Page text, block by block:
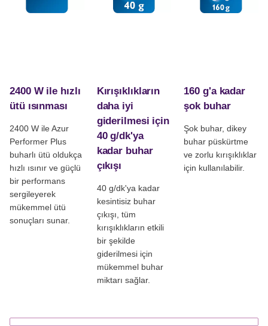
2400 W ile hızlı
ütü ısınması
2400 W ile Azur
Performer Plus
buharlı ütü oldukça
hızlı ısınır ve güçlü
bir performans
sergileyerek
mükemmel ütü
sonuçları sunar.
Kırışıklıkların
daha iyi
giderilmesi için
40 g/dk'ya
kadar buhar
çıkışı
40 g/dk'ya kadar
kesintisiz buhar
çıkışı, tüm
kırışıklıkların etkili
bir şekilde
giderilmesi için
mükemmel buhar
miktarı sağlar.
160 g'a kadar
şok buhar
Şok buhar, dikey
buhar püskürtme
ve zorlu kırışıklıklar
için kullanılabilir.